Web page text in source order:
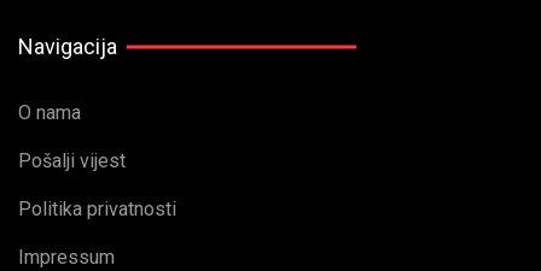
Navigacija
O nama
Pošalji vijest
Politika privatnosti
Impressum